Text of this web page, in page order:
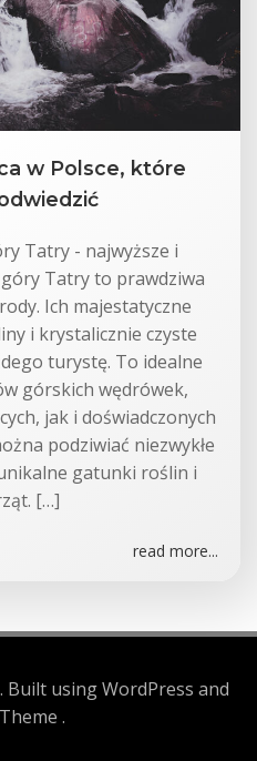
w Polsce, które
Tatry - najwyższe i
Tatry to prawdziwa
Ich majestatyczne
i krystalicznie czyste
turystę. To idealne
górskich wędrówek,
jak i doświadczonych
podziwiać niezwykłe
gatunki roślin i
[…]
read more...
using WordPress and
.